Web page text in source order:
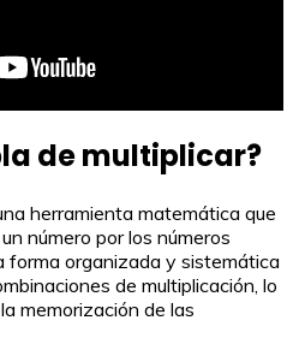
de multiplicar?
herramienta matemática que
número por los números
forma organizada y sistemática
de multiplicación, lo
memorización de las